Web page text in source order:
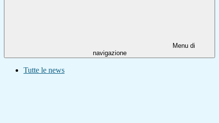
Menu di
navigazione
Tutte le news